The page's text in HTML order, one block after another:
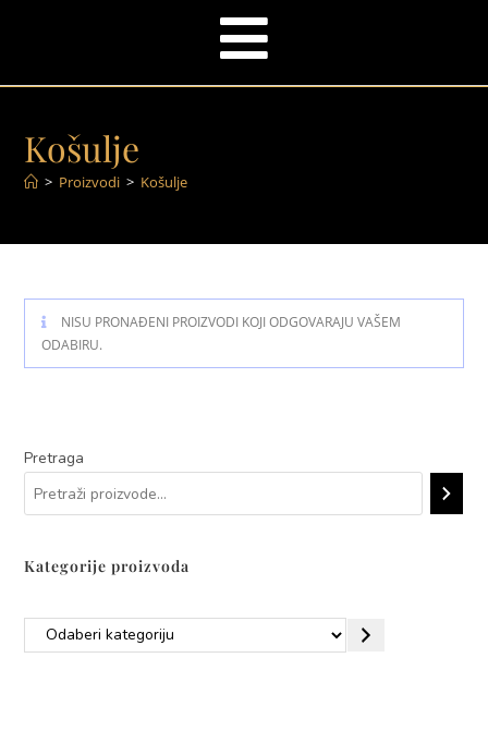
Košulje
> Proizvodi > Košulje
NISU PRONAĐENI PROIZVODI KOJI ODGOVARAJU VAŠEM
ODABIRU.
Pretraga
Kategorije proizvoda